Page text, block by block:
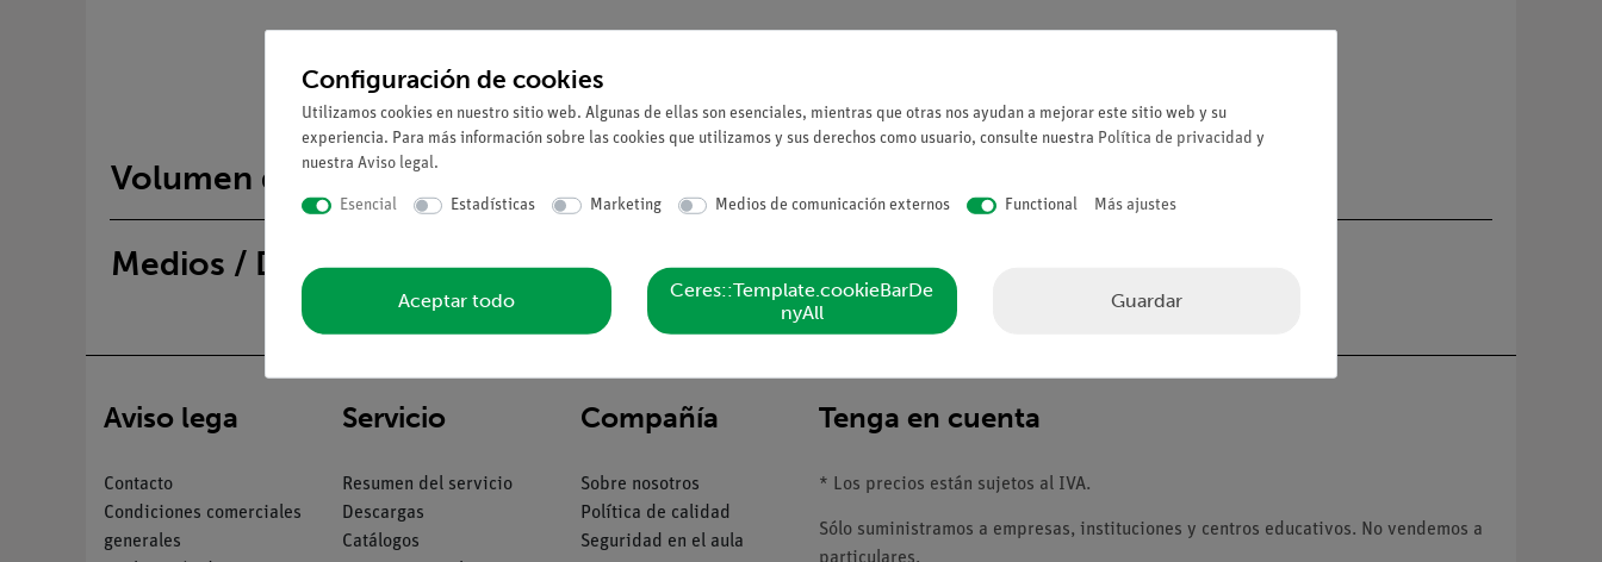
Volumen de suministro
Medios / Descargas
Aviso lega
Contacto
Condiciones comerciales
generales
Servicio
Resumen del servicio
Descargas
Catálogos
Compañía
Sobre nosotros
Política de calidad
Seguridad en el aula
Tenga en cuenta
* Los precios están sujetos al IVA.
Sólo suministramos a empresas, instituciones y centros educativos. No vendemos a
Configuración de cookies
Utilizamos cookies en nuestro sitio web. Algunas de ellas son esenciales, mientras que otras nos ayudan a mejorar este sitio web y su
experiencia. Para más información sobre las cookies que utilizamos y sus derechos como usuario, consulte nuestra Política de privacidad y
nuestra Aviso legal.
Esencial Estadísticas Marketing Medios de comunicación externos Functional Más ajustes
Aceptar todo
Ceres::Template.cookieBarDe
nyAll
Guardar